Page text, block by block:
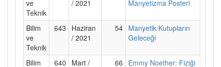
ve
Teknik
/ 2021
Manyetizma Posteri
Bilim
ve
Teknik
643
Haziran
/ 2021
54 Manyetik Kutupların
Geleceği
Bilim
640
Mart /
66
Emmy Noether: Fiziği